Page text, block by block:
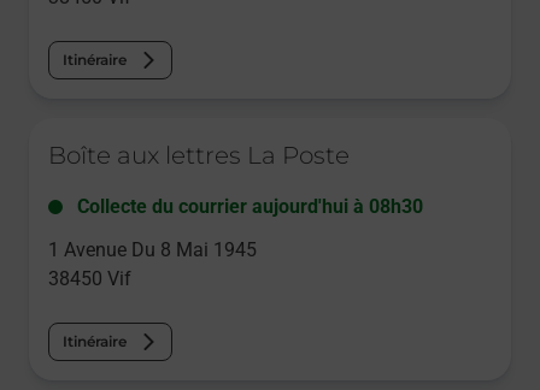
Itinéraire
Boîte aux lettres La Poste
Collecte du courrier aujourd'hui à 08h30
1 Avenue Du 8 Mai 1945
38450 Vif
Itinéraire